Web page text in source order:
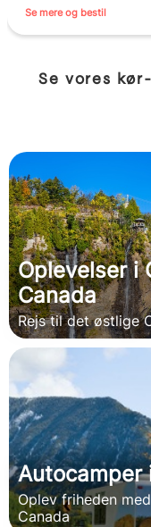
Se mere og bestil
Se vores
Oplevelser i
Canada
Rejs til det østlige
Autocamper
Oplev friheden
Canada